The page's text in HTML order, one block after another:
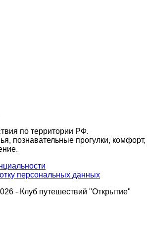
по территории РФ.
познавательные прогулки, комфорт,
персональных данных
- Клуб путешествий "Открытие"